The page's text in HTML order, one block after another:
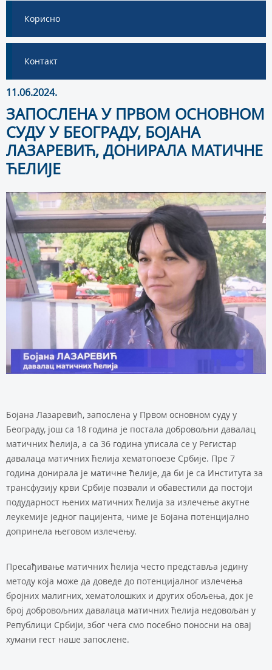
Корисно
Контакт
11.06.2024.
ЗАПОСЛЕНА У ПРВОМ ОСНОВНОМ
СУДУ У БЕОГРАДУ, БОЈАНА
ЛАЗАРЕВИЋ, ДОНИРАЛА МАТИЧНЕ
ЋЕЛИЈЕ
Бојана Лазаревић, запослена у Првом основном суду у
Београду, још са 18 година је постала добровољни давалац
матичних ћелија, а са 36 година уписала се у Регистар
давалаца матичних ћелија хематопоезе Србије. Пре 7
година донирала је матичне ћелије, да би је са Института за
трансфузију крви Србије позвали и обавестили да постоји
подударност њених матичних ћелија за излечење акутне
леукемије једног пацијента, чиме је Бојана потенцијално
допринела његовом излечењу.
Пресађивање матичних ћелија често представља једину
методу која може да доведе до потенцијалног излечења
бројних малигних, хематолошких и других обољења, док је
број добровољних давалаца матичних ћелија недовољан у
Републици Србији, због чега смо посебно поносни на овај
хумани гест наше запослене.